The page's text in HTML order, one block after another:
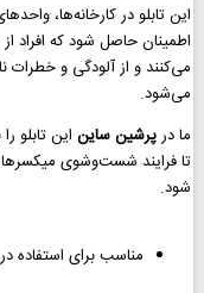
این تابلو در کارخانه‌ها،
اطمینان حاصل شود که
می‌کنند و از آلودگی و
می‌شود.
ما درپرشین ساین این تابلو
تا فرایند شست‌وشوی
شود.
مناسب برای استفاده